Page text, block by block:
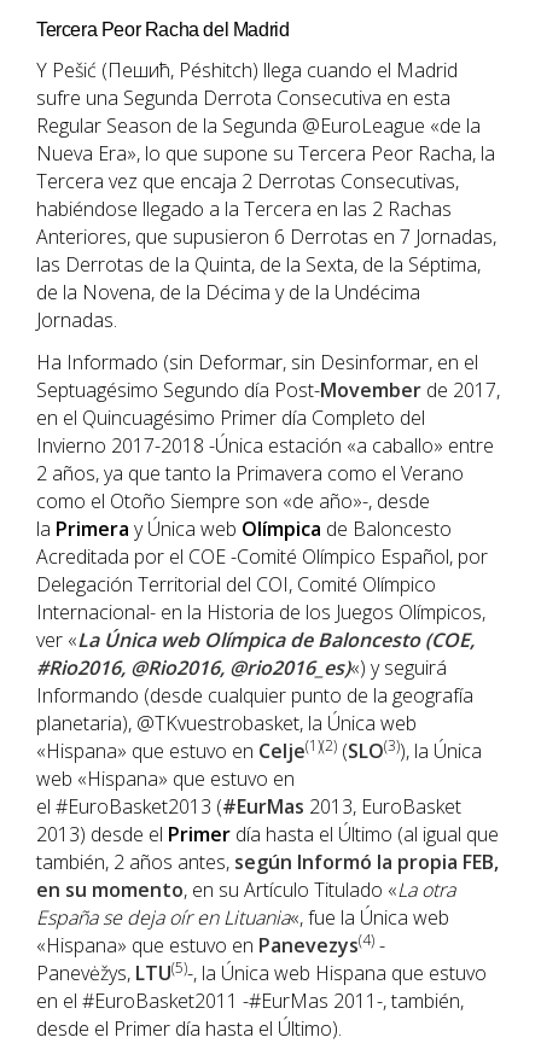
Tercera Peor Racha del Madrid
Y Pešić (Пешић, Péshitch) llega cuando el Madrid
sufre una Segunda Derrota Consecutiva en esta
Regular Season de la Segunda @EuroLeague «de la
Nueva Era», lo que supone su Tercera Peor Racha, la
Tercera vez que encaja 2 Derrotas Consecutivas,
habiéndose llegado a la Tercera en las 2 Rachas
Anteriores, que supusieron 6 Derrotas en 7 Jornadas,
las Derrotas de la Quinta, de la Sexta, de la Séptima,
de la Novena, de la Décima y de la Undécima
Jornadas.
Ha Informado (sin Deformar, sin Desinformar, en el
Septuagésimo Segundo día Post-Movember de 2017,
en el Quincuagésimo Primer día Completo del
Invierno 2017-2018 -Única estación «a caballo» entre
2 años, ya que tanto la Primavera como el Verano
como el Otoño Siempre son «de año»-, desde
la Primera y Única web Olímpica de Baloncesto
Acreditada por el COE -Comité Olímpico Español, por
Delegación Territorial del COI, Comité Olímpico
Internacional- en la Historia de los Juegos Olímpicos,
ver «La Única web Olímpica de Baloncesto (COE,
#Rio2016, @Rio2016, @rio2016_es)«) y seguirá
Informando (desde cualquier punto de la geografía
planetaria), @TKvuestrobasket, la Única web
«Hispana» que estuvo en Celje(1)(2) (SLO(3)), la Única
web «Hispana» que estuvo en
el #EuroBasket2013 (#EurMas 2013, EuroBasket
2013) desde el Primer día hasta el Último (al igual que
también, 2 años antes, según Informó la propia FEB,
en su momento, en su Artículo Titulado «La otra
España se deja oír en Lituania«, fue la Única web
«Hispana» que estuvo en Panevezys(4) -
Panevėžys, LTU(5)-, la Única web Hispana que estuvo
en el #EuroBasket2011 -#EurMas 2011-, también,
desde el Primer día hasta el Último).